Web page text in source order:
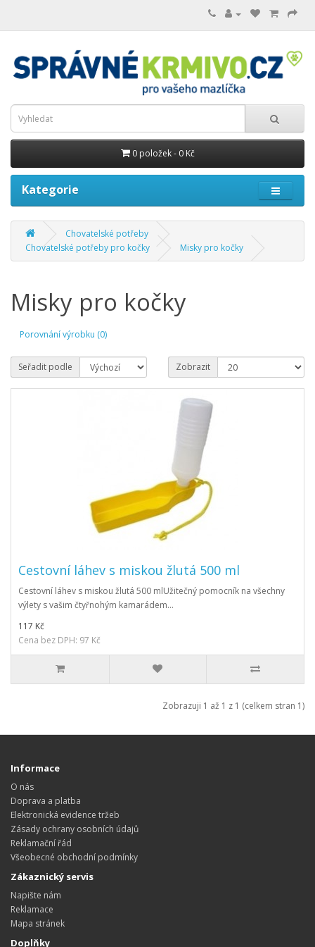
0 položek - 0 Kč
Kategorie
Chovatelské potřeby
Chovatelské potřeby pro kočky
Misky pro kočky
Misky pro kočky
Porovnání výrobku (0)
Seřadit podle Zobrazit
Cestovní láhev s miskou žlutá 500 ml
Cestovní láhev s miskou žlutá 500 mlUžitečný pomocník na všechny
výlety s vašim čtyřnohým kamarádem...
117 Kč
Cena bez DPH: 97 Kč
Zobrazuji 1 až 1 z 1 (celkem stran 1)
Informace
O nás
Doprava a platba
Elektronická evidence tržeb
Zásady ochrany osobních údajů
Reklamační řád
Všeobecné obchodní podmínky
Zákaznický servis
Napište nám
Reklamace
Mapa stránek
Doplňky